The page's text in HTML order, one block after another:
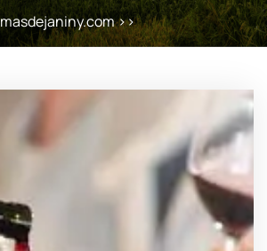
masdejaniny.com>>